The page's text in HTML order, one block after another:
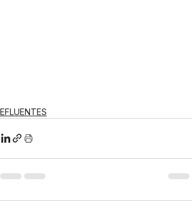
EFLUENTES